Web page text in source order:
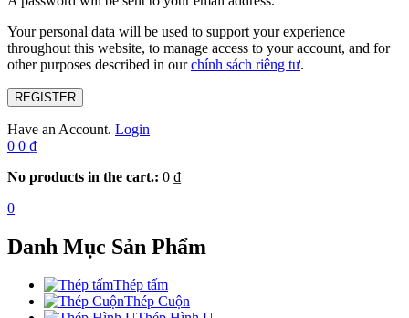
Your personal data will be used to support your experience
throughout this website, to manage access to your account, and for
other purposes described in ourchính sách riêng tư.
REGISTER
Have an Account. Login
0 0 ₫
No products in the cart.: 0 ₫
0
Danh Mục Sản Phẩm
Thép tấm
Thép Cuộn